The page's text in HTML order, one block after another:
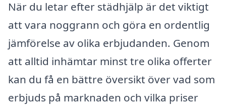
När du letar efter städhjälp är det viktigt
att vara noggrann och göra en ordentlig
jämförelse av olika erbjudanden. Genom
att alltid inhämtar minst tre olika offerter
kan du få en bättre översikt över vad som
erbjuds på marknaden och vilka priser